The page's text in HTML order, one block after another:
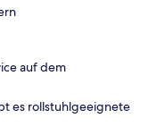
auf dem
es rollstuhlgeeignete